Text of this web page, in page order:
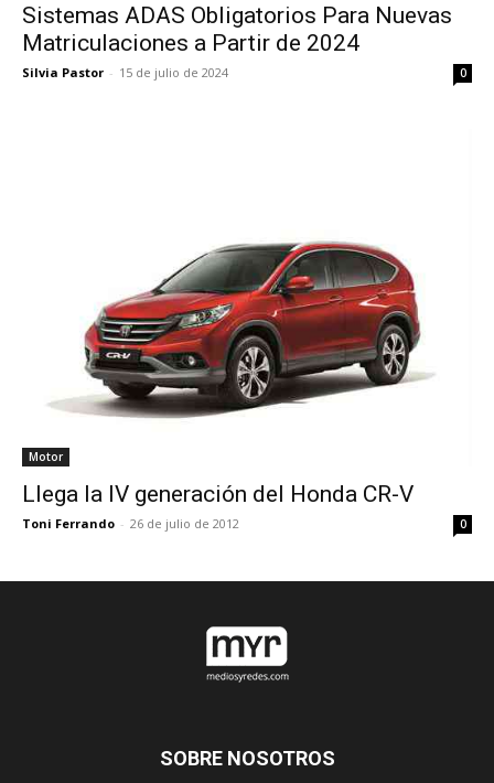
Sistemas ADAS Obligatorios Para Nuevas
Matriculaciones a Partir de 2024
Silvia Pastor - 15 de julio de 2024 0
Motor
Llega la IV generación del Honda CR-V
Toni Ferrando - 26 de julio de 2012 0
SOBRE NOSOTROS